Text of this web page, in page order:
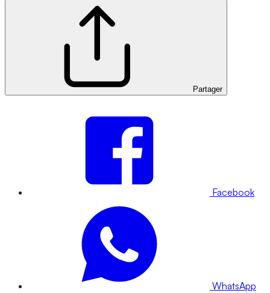
Partager
Facebook
WhatsApp